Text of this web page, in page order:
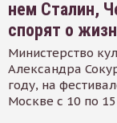
нем Сталин,
спорят о
Министерство
Александра
году, на
Москве с 10 по